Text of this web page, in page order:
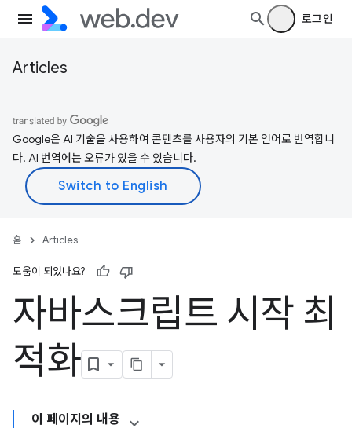
로그인
Articles
Google은 AI 기술을 사용하여 콘텐츠를 사용자의 기본 언어로 번역합니
다. AI 번역에는 오류가 있을 수 있습니다.
홈 Articles
도움이 되었나요?
자바스크립트 시작 최
적화
이 페이지의 내용